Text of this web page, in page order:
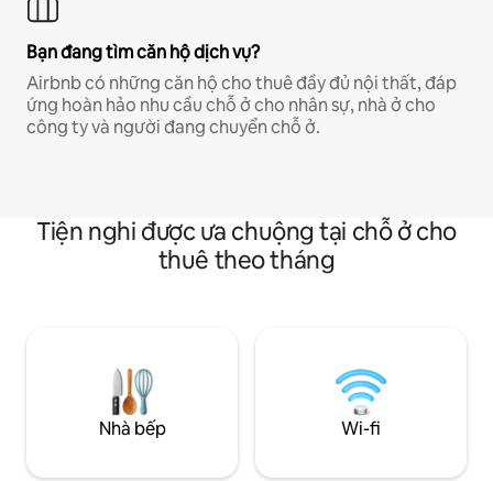
Bạn đang tìm căn hộ dịch vụ?
Airbnb có những căn hộ cho thuê đầy đủ nội thất, đáp
ứng hoàn hảo nhu cầu chỗ ở cho nhân sự, nhà ở cho
công ty và người đang chuyển chỗ ở.
Tiện nghi được ưa chuộng tại chỗ ở cho
thuê theo tháng
Nhà bếp Wi-fi